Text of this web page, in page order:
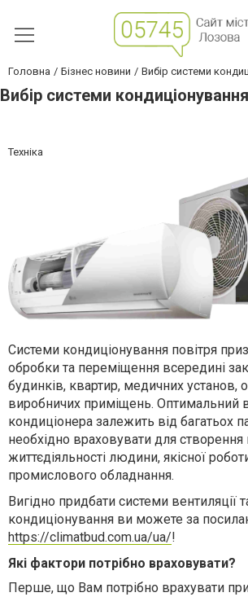
Головна Бізнес новини Вибір системи
Вибір системи кондиціонування
Техніка
Системи кондиціонування повітря
обробки та переміщення всередині
будинків, квартир, медичних установ,
виробничих приміщень. Оптимальний
кондиціонера залежить від багатьох
необхідно враховувати для
життєдіяльності людини, якісної
промислового обладнання.
Вигідно придбати системи вентиляції
кондиціонування ви можете за
https://climatbud.com.ua/ua/!
Які фактори потрібно враховувати?
Перше, що Вам потрібно врахувати